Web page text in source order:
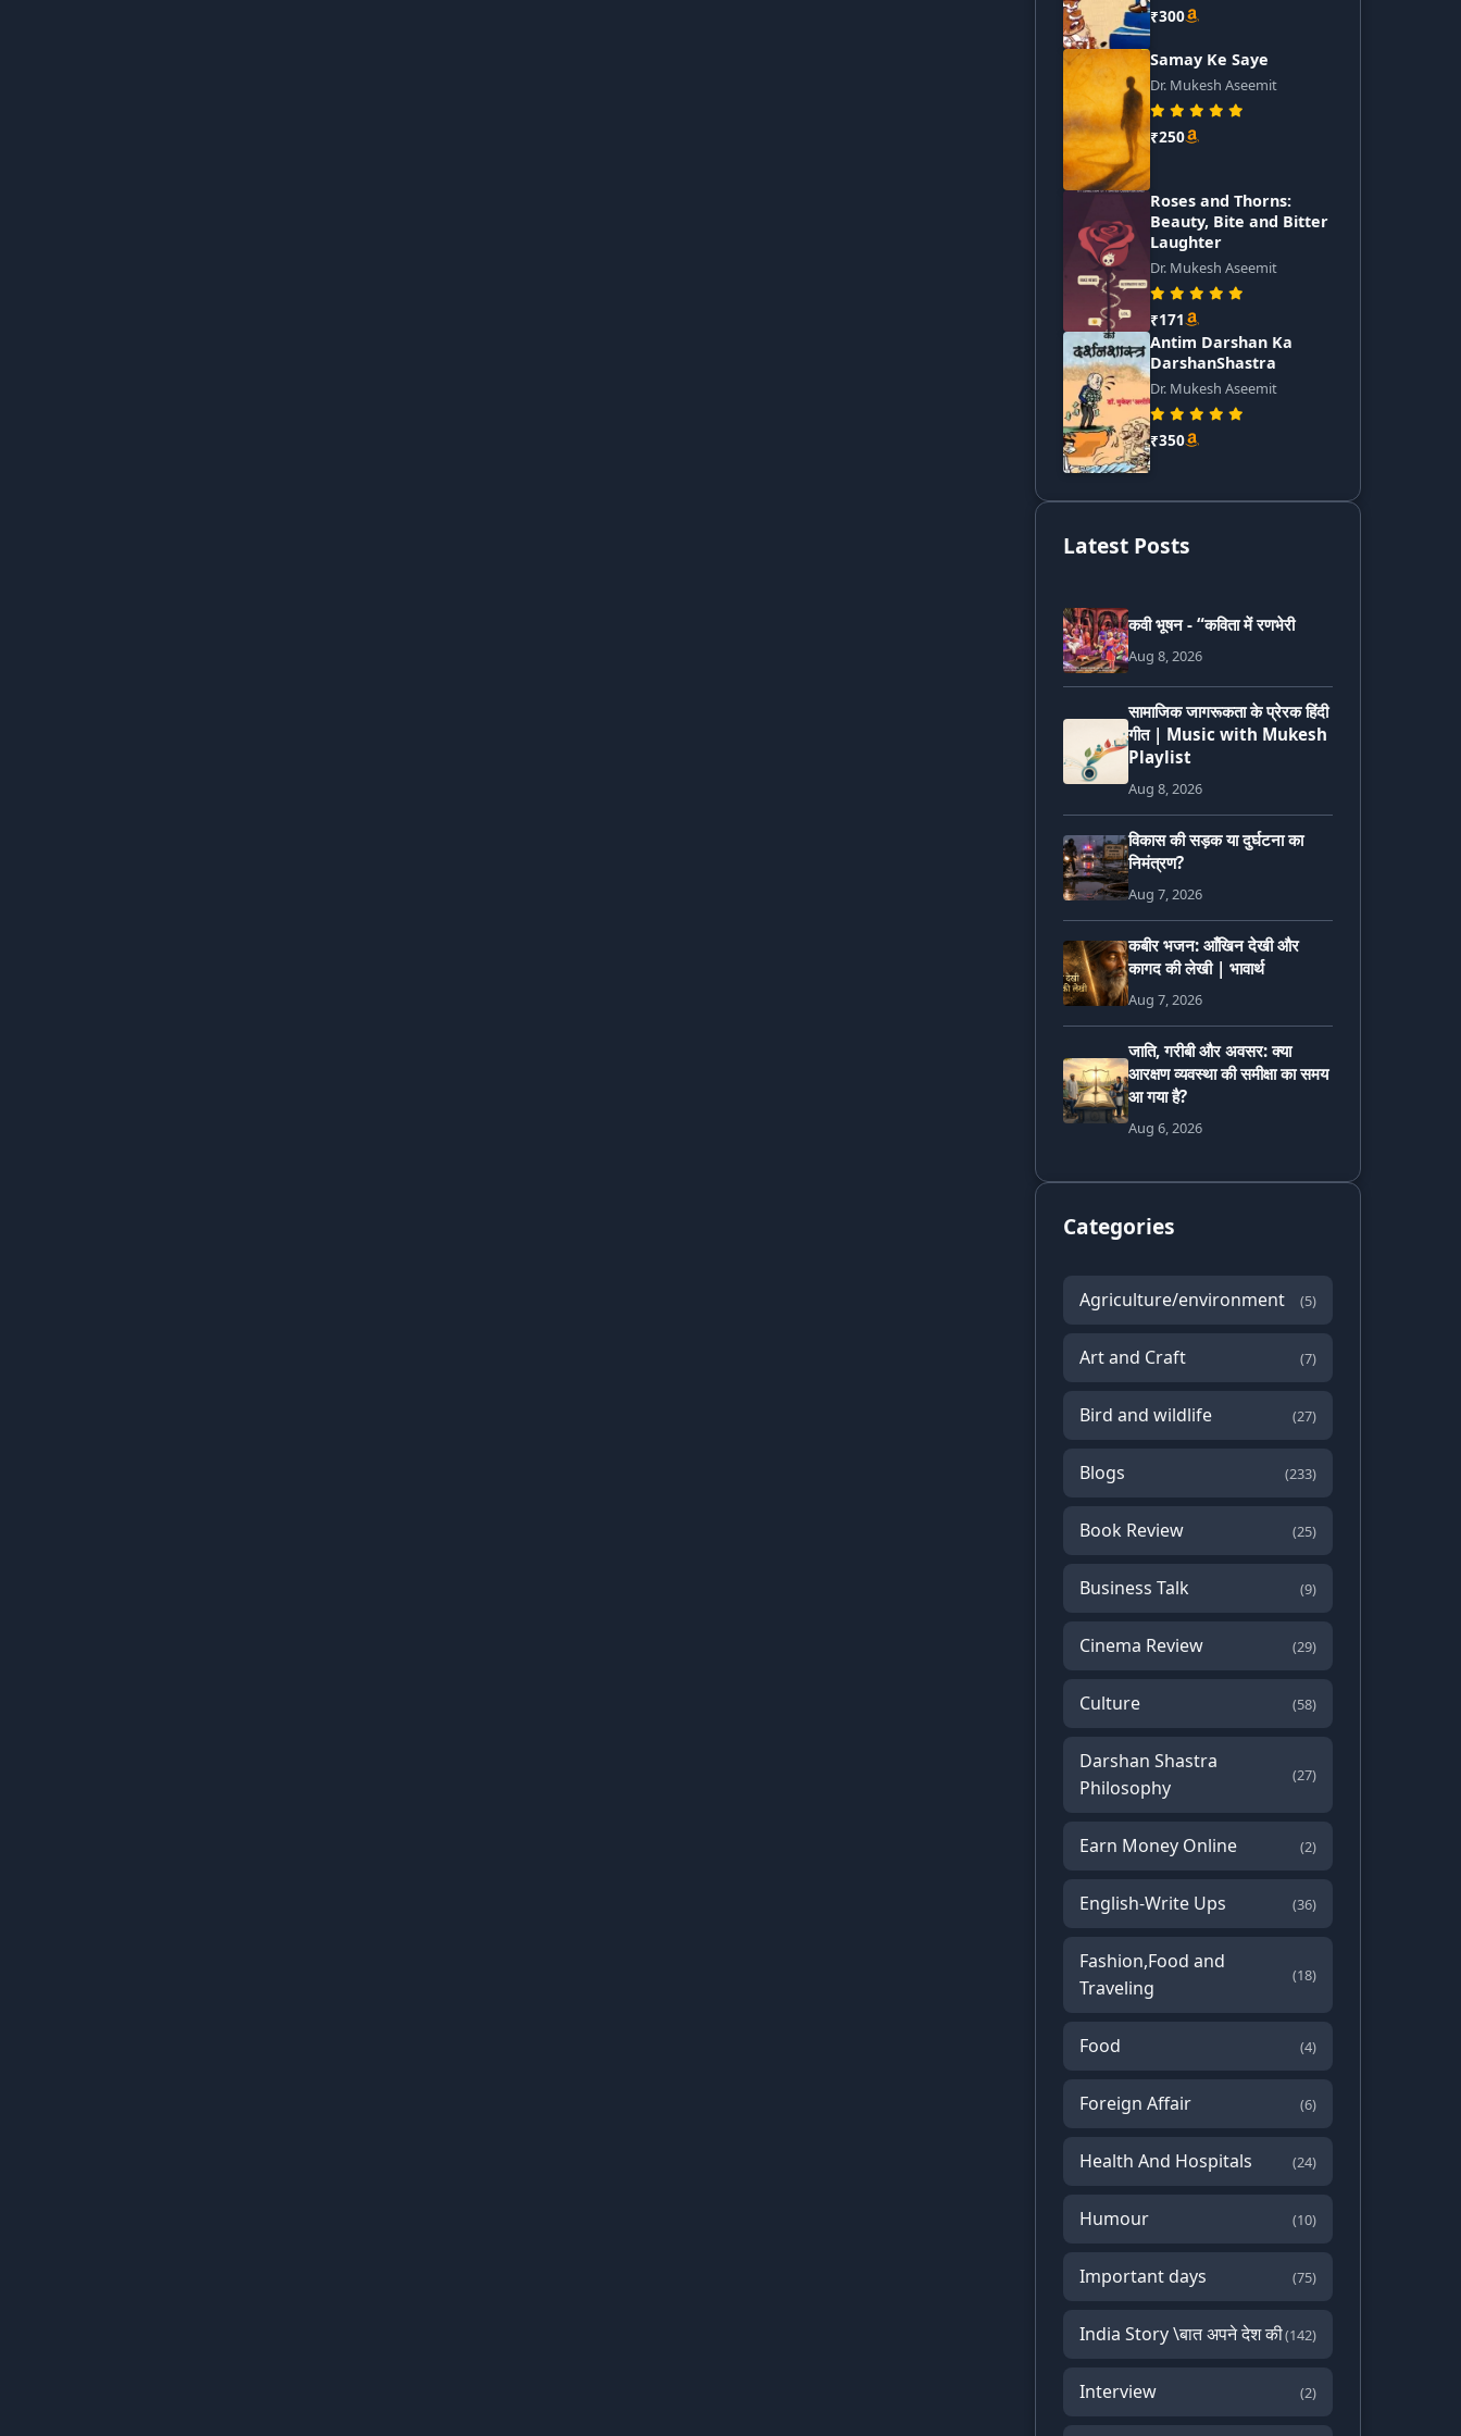
₹300
Samay Ke Saye
Dr. Mukesh Aseemit
₹250
Roses and Thorns:
Beauty, Bite and Bitter
Laughter
Dr. Mukesh Aseemit
₹171
Antim Darshan Ka
DarshanShastra
Dr. Mukesh Aseemit
₹350
Latest Posts
कवी भूषन - “कविता में रणभेरी
Aug 8, 2026
सामाजिक जागरूकता के प्रेरक हिंदी
गीत | Music with Mukesh
Playlist
Aug 8, 2026
विकास की सड़क या दुर्घटना का
निमंत्रण?
Aug 7, 2026
कबीर भजन: आँखिन देखी और
कागद की लेखी | भावार्थ
Aug 7, 2026
जाति, गरीबी और अवसर: क्या
आरक्षण व्यवस्था की समीक्षा का समय
आ गया है?
Aug 6, 2026
Categories
Agriculture/environment (5)
Art and Craft (7)
Bird and wildlife (27)
Blogs (233)
Book Review (25)
Business Talk (9)
Cinema Review (29)
Culture (58)
Darshan Shastra
Philosophy
(27)
Earn Money Online (2)
English-Write Ups (36)
Fashion,Food and
Traveling
(18)
Food (4)
Foreign Affair (6)
Health And Hospitals (24)
Humour (10)
Important days (75)
India Story \बात अपने देश की(142)
Interview (2)